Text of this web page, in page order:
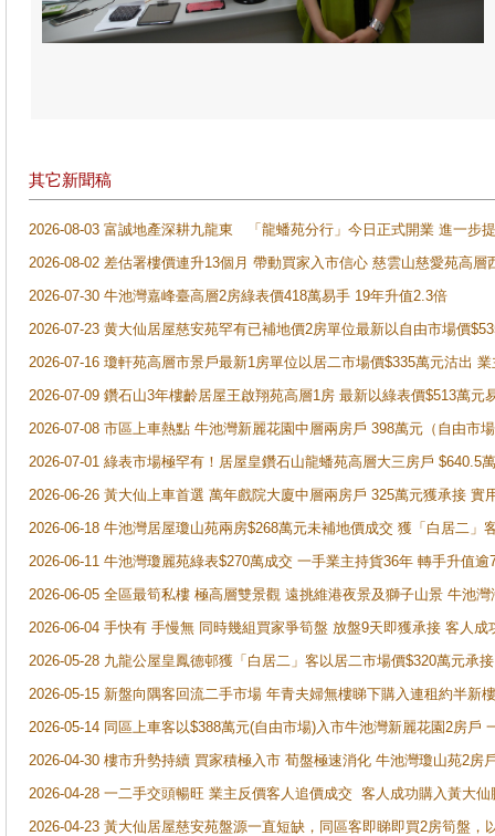
其它新聞稿
2026-08-03 富誠地產深耕九龍東 「龍蟠苑分行」今日正式開業 進一步
2026-08-02 差估署樓價連升13個月 帶動買家入市信心 慈雲山慈愛苑高層
2026-07-30 牛池灣嘉峰臺高層2房綠表價418萬易手 19年升值2.3倍
2026-07-23 黄大仙居屋慈安苑罕有已補地價2房單位最新以自由市場價
2026-07-16 瓊軒苑高層市景戶最新1房單位以居二市場價$335萬元沽出
2026-07-09 鑽石山3年樓齡居屋王啟翔苑高層1房 最新以綠表價$513萬元
2026-07-08 市區上車熱點 牛池灣新麗花園中層兩房戶 398萬元（自由市
2026-07-01 綠表市場極罕有！居屋皇鑽石山龍蟠苑高層大三房戶
2026-06-26 黃大仙上車首選 萬年戲院大廈中層兩房戶 325萬元獲承接 實
2026-06-18 牛池灣居屋瓊山苑兩房$268萬元未補地價成交 獲「白居二」
2026-06-11 牛池灣瓊麗苑綠表$270萬成交 一手業主持貨36年 轉手升值逾
2026-06-05 全區最筍私樓 極高層雙景觀 遠挑維港夜景及獅子山景 牛池
2026-06-04 手快有 手慢無 同時幾組買家爭筍盤 放盤9天即獲承接 客人
2026-05-28 九龍公屋皇鳳德邨獲「白居二」客以居二市場價$320萬元承接
2026-05-15 新盤向隅客回流二手市場 年青夫婦無樓睇下購入連租約半新
2026-05-14 同區上車客以$388萬元(自由市場)入市牛池灣新麗花園2房戶
2026-04-30 樓市升勢持續 買家積極入市 荀盤極速消化 牛池灣瓊山苑2房
2026-04-28 一二手交頭暢旺 業主反價客人追價成交 客人成功購入黃大
2026-04-23 黃大仙居屋慈安苑盤源一直短缺，同區客即睇即買2房筍盤，